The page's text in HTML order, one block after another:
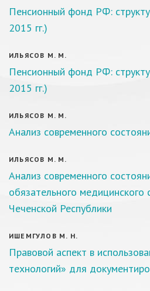
Пенсионный фонд РФ:
2015 гг.)
ИЛЬЯСОВ М. М.
Пенсионный фонд РФ:
2015 гг.)
ИЛЬЯСОВ М. М.
Анализ современного
ИЛЬЯСОВ М. М.
Анализ современного
обязательного медицинского
Чеченской Республики
ИШЕМГУЛОВ М. Н.
Правовой аспект в
технологий» для